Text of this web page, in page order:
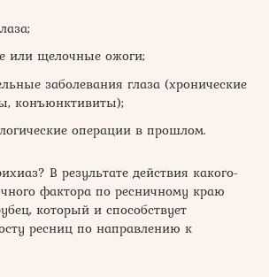
или щелочные ожоги;
заболевания глаза (хронические
конъюнктивиты);
операции в прошлом.
В результате действия какого-
фактора по ресничному краю
который и способствует
ресниц по направлению к